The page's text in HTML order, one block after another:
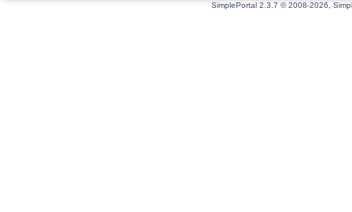
SimplePortal 2.3.7 © 2008-2026,